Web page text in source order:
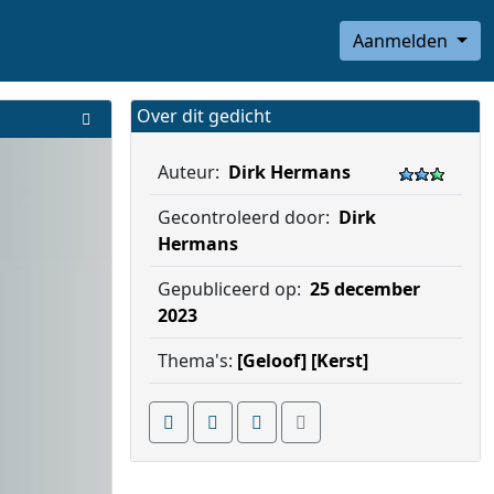
Aanmelden
Over dit gedicht
Auteur: Dirk Hermans
Gecontroleerd door: Dirk
Hermans
Gepubliceerd op: 25 december
2023
Thema's: [Geloof] [Kerst]